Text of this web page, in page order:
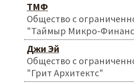
ТМФ
Общество с
"Таймыр Микро-
Джи Эй
Общество с
"Грит Архитектс"